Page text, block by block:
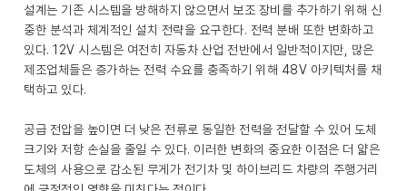
설계는 기존 시스템을 방해하지 않으면서 보조 장비를 추가하기 위해 신
중한 분석과 체계적인 설치 전략을 요구한다. 전력 분배 또한 변화하고
있다. 12V 시스템은 여전히 자동차 산업 전반에서 일반적이지만, 많은
제조업체들은 증가하는 전력 수요를 충족하기 위해 48V 아키텍처를 채
택하고 있다.
공급 전압을 높이면 더 낮은 전류로 동일한 전력을 전달할 수 있어 도체
크기와 저항 손실을 줄일 수 있다. 이러한 변화의 중요한 이점은 더 얇은
도체의 사용으로 감소된 무게가 전기차 및 하이브리드 차량의 주행거리